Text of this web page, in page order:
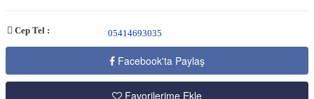
Cep Tel : 05414693035
Facebook'ta Paylaş
Favorilerime Ekle